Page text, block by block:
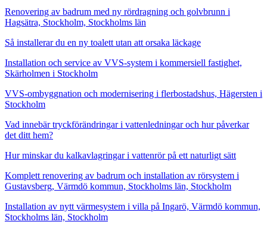
Renovering av badrum med ny rördragning och golvbrunn i
Hagsätra, Stockholm, Stockholms län
Så installerar du en ny toalett utan att orsaka läckage
Installation och service av VVS-system i kommersiell fastighet,
Skärholmen i Stockholm
VVS-ombyggnation och modernisering i flerbostadshus, Hägersten i
Stockholm
Vad innebär tryckförändringar i vattenledningar och hur påverkar
det ditt hem?
Hur minskar du kalkavlagringar i vattenrör på ett naturligt sätt
Komplett renovering av badrum och installation av rörsystem i
Gustavsberg, Värmdö kommun, Stockholms län, Stockholm
Installation av nytt värmesystem i villa på Ingarö, Värmdö kommun,
Stockholms län, Stockholm